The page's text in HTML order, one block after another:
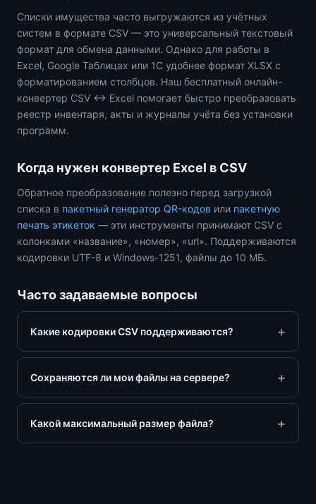
Списки имущества часто выгружаются из учётных
систем в формате CSV — это универсальный текстовый
формат для обмена данными. Однако для работы в
Excel, Google Таблицах или 1С удобнее формат XLSX с
форматированием столбцов. Наш бесплатный онлайн-
конвертер CSV ↔ Excel помогает быстро преобразовать
реестр инвентаря, акты и журналы учёта без установки
программ.
Когда нужен конвертер Excel в CSV
Обратное преобразование полезно перед загрузкой
списка в пакетный генератор QR-кодов или пакетную
печать этикеток — эти инструменты принимают CSV с
колонками «название», «номер», «url». Поддерживаются
кодировки UTF-8 и Windows-1251, файлы до 10 МБ.
Часто задаваемые вопросы
Какие кодировки CSV поддерживаются?
Сохраняются ли мои файлы на сервере?
Какой максимальный размер файла?